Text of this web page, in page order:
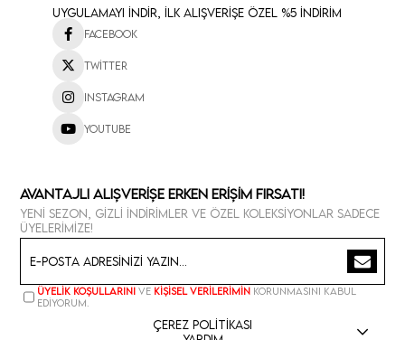
Uygulamayı İndir, İlk Alışverişe Özel %5 İndirim
Facebook
Twitter
Instagram
Youtube
Avantajlı Alışverişe Erken Erişim Fırsatı!
Yeni sezon, gizli indirimler ve özel koleksiyonlar sadece
üyelerimize!
Üyelik koşullarını ve kişisel verilerimin korunmasını kabul
ediyorum.
Çerez Politikası